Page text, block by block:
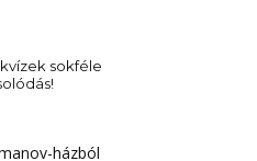
sokféle